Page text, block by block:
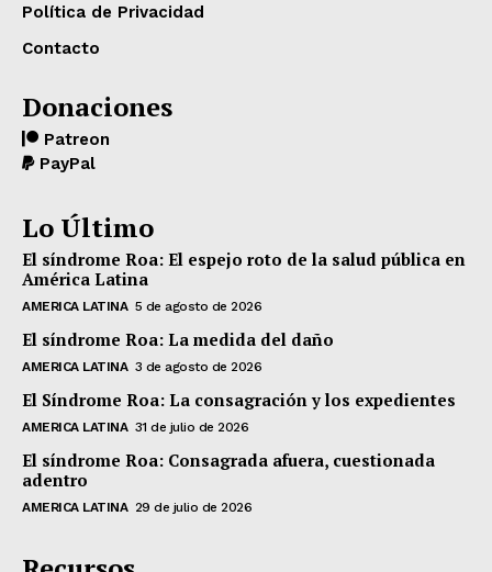
Política de Privacidad
Contacto
Donaciones
Patreon
PayPal
Lo Último
El síndrome Roa: El espejo roto de la salud pública en
América Latina
AMERICA LATINA 5 de agosto de 2026
El síndrome Roa: La medida del daño
AMERICA LATINA 3 de agosto de 2026
El Síndrome Roa: La consagración y los expedientes
AMERICA LATINA 31 de julio de 2026
El síndrome Roa: Consagrada afuera, cuestionada
adentro
AMERICA LATINA 29 de julio de 2026